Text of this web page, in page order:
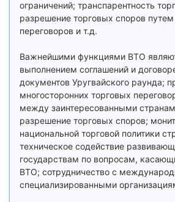
ограничений; транспарентность
разрешение торговых споров путем
переговоров и т.д.
Важнейшими функциями ВТО
выполнением соглашений и
документов Уругвайского раунда;
многосторонних торговых
между заинтересованными
разрешение торговых споров;
национальной торговой политики
техническое содействие
государствам по вопросам,
ВТО; сотрудничество с
специализированными